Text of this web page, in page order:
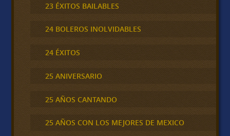
23 ÉXITOS BAILABLES
24 BOLEROS INOLVIDABLES
24 ÉXITOS
25 ANIVERSARIO
25 AÑOS CANTANDO
25 AÑOS CON LOS MEJORES DE MEXICO